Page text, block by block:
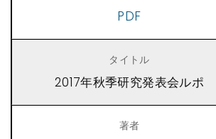
PDF
2017年秋季研究発表会ルポ